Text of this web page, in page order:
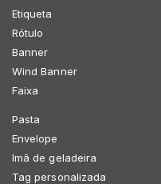
Etiqueta
Rótulo
Banner
Wind Banner
Faixa
Pasta
Envelope
Imã de geladeira
Tag personalizada